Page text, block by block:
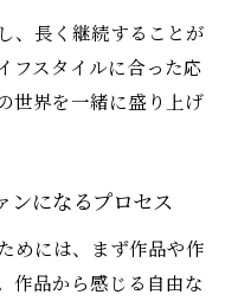
、長く継続することが
フスタイルに合った応
世界を一緒に盛り上げ
ンになるプロセス
めには、まず作品や作
作品から感じる自由な